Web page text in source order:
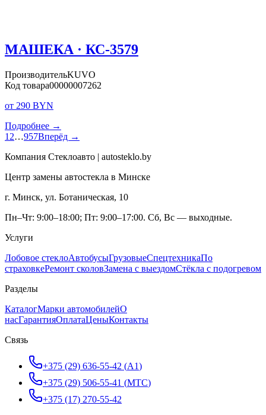
МАШЕКА · КС-3579
ПроизводительKUVO
Код товара00000007262
от 290 BYN
Подробнее →
1 2…957Вперёд →
Компания Стеклоавто | autosteklo.by
Центр замены автостекла в Минске
г. Минск, ул. Ботаническая, 10
Пн–Чт: 9:00–18:00; Пт: 9:00–17:00. Сб, Вс — выходные.
Услуги
Лобовое стеклоАвтобусыГрузовыеСпецтехникаПо
страховкеРемонт сколовЗамена с выездомСтёкла с подогревом
Разделы
КаталогМарки автомобилейО
насГарантияОплатаЦеныКонтакты
Связь
+375 (29) 636-55-42 (A1)
+375 (29) 506-55-41 (МТС)
+375 (17) 270-55-42